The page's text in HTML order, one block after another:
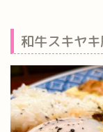
和牛スキヤ